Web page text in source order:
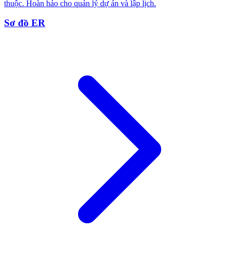
thuộc. Hoàn hảo cho quản lý dự án và lập lịch.
Sơ đồ ER